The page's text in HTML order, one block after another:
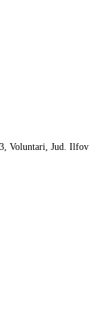
Voluntari, Jud. Ilfov